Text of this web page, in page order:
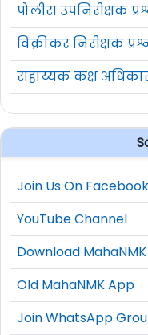
पोलीस उपनिरीक्षक
विक्रीकर निरीक्षक
सहाय्यक कक्ष
Join Us On Facebook
YouTube Channel
Download
Old MahaNMK App
Join WhatsApp